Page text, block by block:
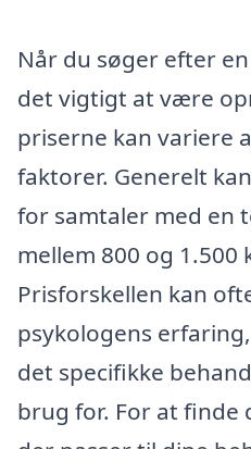
Når du søger efter
det vigtigt at være
priserne kan variere
faktorer. Generelt
for samtaler med en
mellem 800 og 1.500
Prisforskellen kan
psykologens
det specifikke
brug for. For at finde